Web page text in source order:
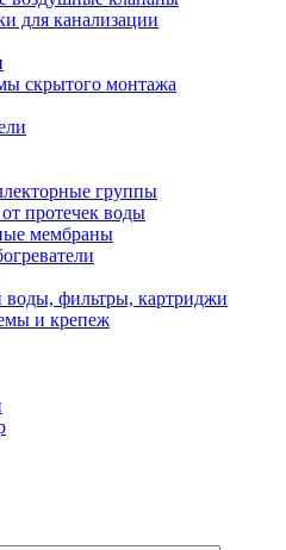
для канализации
скрытого монтажа
группы
протечек воды
мембраны
воды, фильтры, картриджи
и крепеж